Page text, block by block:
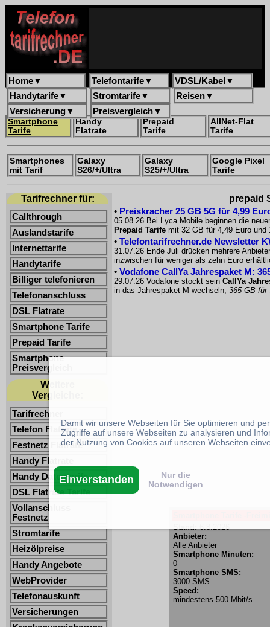
Home▼ Telefontarife▼ VDSL/Kabel ▼
Handytarife▼ Stromtarife▼ Reisen▼
Versicherung▼ Preisvergleich▼
Smartphone
Tarife
Handy
Flatrate
Prepaid
Tarife
AllNet-Flat
Tarife
Smartphones
mit Tarif
Galaxy
S26/+/Ultra
Galaxy
S25/+/Ultra
Google Pixel
Tarife
Tarifrechner für:
Callthrough
Auslandstarife
Internettarife
Handytarife
Billiger telefonieren
Telefonanschluss
DSL Flatrate
Smartphone Tarife
Prepaid Tarife
Smartphone
Preisvergleich
Weitere
Vergleiche:
Tarifrechner
Telefon Flatrate
Festnetz Flatrate
Handy Flatrate
Handy Datentarife
DSL Flatrate Tarife
Vollanschluss
Festnetz
Stromtarife
Heizölpreise
Handy Angebote
WebProvider
Telefonauskunft
Versicherungen
prepaid
• Preiskracher 25 GB 5G für 4,99
05.08.26 Bei Lyca Mobile beginnen die
Prepaid Tarife mit 32 GB für 4,49 Euro
• Telefontarifrechner.de Newsletter
31.07.26 Ende Juli drücken mehrere
inzwischen für weniger als zehn Euro
• Vodafone CallYa Jahrespaket M:
29.07.26 Vodafone stockt sein CallYa
in das Jahrespaket M wechseln, 365 GB für
Stand:6.8.2026
Anbieter:
Alle Anbieter
Smartphone Minuten:
0
Smartphone SMS:
3000 SMS
Speed:
mindestens 500 Mbit/s
Damit wir unsere Webseiten für Sie optimieren und
Zugriffe auf unsere Webseiten zu analysieren und
der Nutzung von Cookies auf unseren Webseiten
Einverstanden
Nur die
Notwendigen